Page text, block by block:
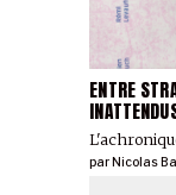
ENTRE
parNicolas